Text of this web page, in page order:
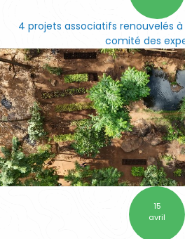
4 projets associatifs renouvelés à
comité des
15
avril